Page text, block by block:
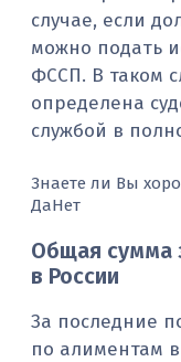
случае, если
можно подать
ФССП. В таком
определена
службой в
Знаете ли Вы
ДаНет
Общая сумма
в России
За последние
по алиментам